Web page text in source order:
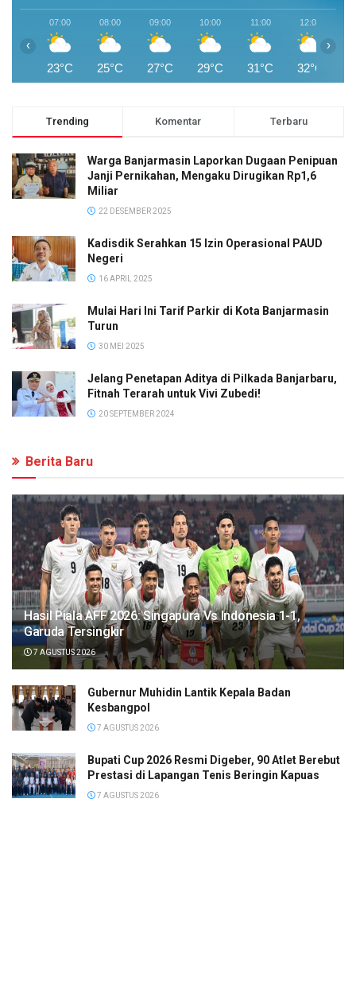
07:00
23°C
08:00
25°C
09:00
27°C
10:00
29°C
11:00
31°C
12:00
32°C
‹ ›
Trending Komentar Terbaru
Warga Banjarmasin Laporkan Dugaan Penipuan
Janji Pernikahan, Mengaku Dirugikan Rp1,6
Miliar
22 DESEMBER 2025
Kadisdik Serahkan 15 Izin Operasional PAUD
Negeri
16 APRIL 2025
Mulai Hari Ini Tarif Parkir di Kota Banjarmasin
Turun
30 MEI 2025
Jelang Penetapan Aditya di Pilkada Banjarbaru,
Fitnah Terarah untuk Vivi Zubedi!
20 SEPTEMBER 2024
Berita Baru
Hasil Piala AFF 2026: Singapura Vs Indonesia 1-1,
Garuda Tersingkir
7 AGUSTUS 2026
Gubernur Muhidin Lantik Kepala Badan
Kesbangpol
7 AGUSTUS 2026
Bupati Cup 2026 Resmi Digeber, 90 Atlet Berebut
Prestasi di Lapangan Tenis Beringin Kapuas
7 AGUSTUS 2026